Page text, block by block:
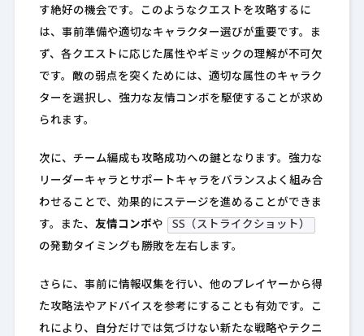
す絶好の機会です。このようなクエストを攻略するに
は、事前準備や適切なキャラクター選びが重要です。ま
ず、各クエストに応じた属性やギミックの理解が不可欠
です。敵の弱点を突くためには、適切な属性のキャラク
ターを選択し、強力な友情コンボを駆使することが求め
られます。
次に、チーム編成も攻略成功への鍵となります。強力な
リーダーキャラとサポートキャラをバランスよく組み合
わせることで、効果的にステージを進めることができま
す。また、 友情コンボや SS（ストライクショット）
の発動タイミングも勝敗を左右します。
さらに、事前に情報収集を行い、他のプレイヤーから得
た攻略法やアドバイスを参考にすることも有効です。こ
れにより、自分だけでは気づけない新たな戦略やテクニ